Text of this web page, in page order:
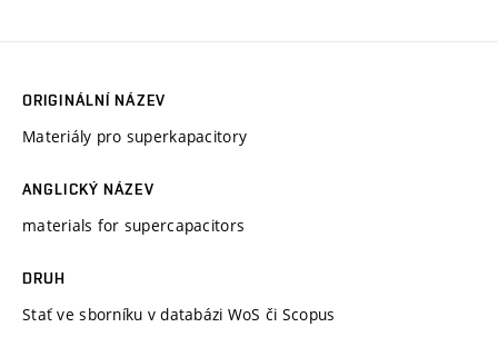
ORIGINÁLNÍ NÁZEV
Materiály pro superkapacitory
ANGLICKÝ NÁZEV
materials for supercapacitors
DRUH
Stať ve sborníku v databázi WoS či Scopus